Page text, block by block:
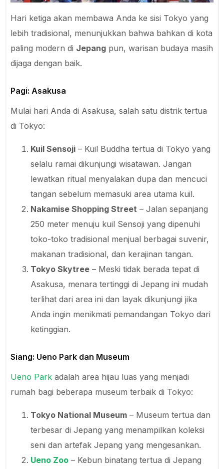
Hari ketiga akan membawa Anda ke sisi Tokyo yang
lebih tradisional, menunjukkan bahwa bahkan di kota
paling modern di Jepang pun, warisan budaya masih
dijaga dengan baik.
Pagi: Asakusa
Mulai hari Anda di Asakusa, salah satu distrik tertua
di Tokyo:
Kuil Sensoji – Kuil Buddha tertua di Tokyo yang
selalu ramai dikunjungi wisatawan. Jangan
lewatkan ritual menyalakan dupa dan mencuci
tangan sebelum memasuki area utama kuil.
Nakamise Shopping Street – Jalan sepanjang
250 meter menuju kuil Sensoji yang dipenuhi
toko-toko tradisional menjual berbagai suvenir,
makanan tradisional, dan kerajinan tangan.
Tokyo Skytree – Meski tidak berada tepat di
Asakusa, menara tertinggi di Jepang ini mudah
terlihat dari area ini dan layak dikunjungi jika
Anda ingin menikmati pemandangan Tokyo dari
ketinggian.
Siang: Ueno Park dan Museum
Ueno Park adalah area hijau luas yang menjadi
rumah bagi beberapa museum terbaik di Tokyo:
Tokyo National Museum – Museum tertua dan
terbesar di Jepang yang menampilkan koleksi
seni dan artefak Jepang yang mengesankan.
Ueno Zoo – Kebun binatang tertua di Jepang